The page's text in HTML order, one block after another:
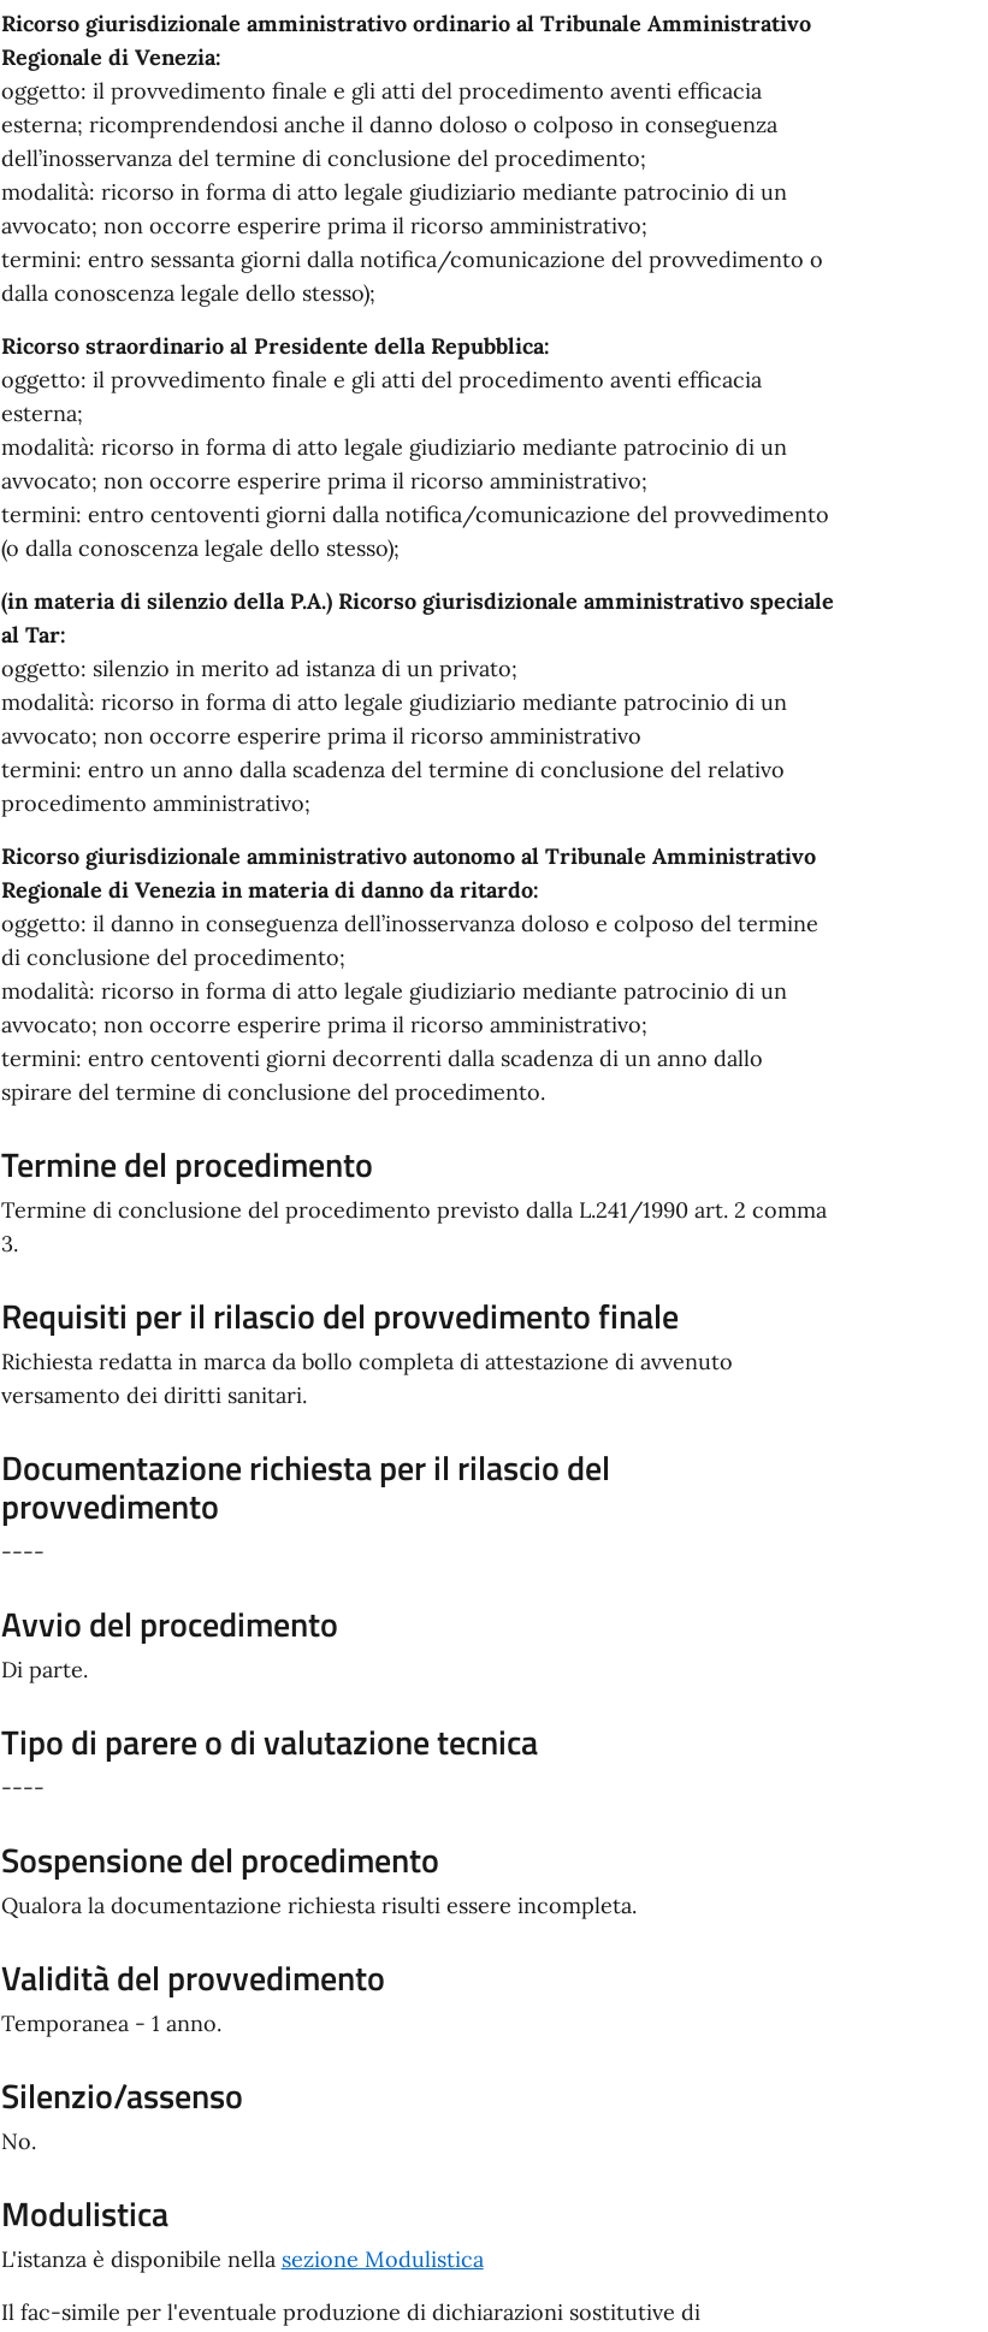
Ricorso giurisdizionale amministrativo ordinario al Tribunale Amministrativo
Regionale di Venezia:
oggetto: il provvedimento finale e gli atti del procedimento aventi efficacia
esterna; ricomprendendosi anche il danno doloso o colposo in conseguenza
dell’inosservanza del termine di conclusione del procedimento;
modalità: ricorso in forma di atto legale giudiziario mediante patrocinio di un
avvocato; non occorre esperire prima il ricorso amministrativo;
termini: entro sessanta giorni dalla notifica/comunicazione del provvedimento o
dalla conoscenza legale dello stesso);
Ricorso straordinario al Presidente della Repubblica:
oggetto: il provvedimento finale e gli atti del procedimento aventi efficacia
esterna;
modalità: ricorso in forma di atto legale giudiziario mediante patrocinio di un
avvocato; non occorre esperire prima il ricorso amministrativo;
termini: entro centoventi giorni dalla notifica/comunicazione del provvedimento
(o dalla conoscenza legale dello stesso);
(in materia di silenzio della P.A.) Ricorso giurisdizionale amministrativo speciale
al Tar:
oggetto: silenzio in merito ad istanza di un privato;
modalità: ricorso in forma di atto legale giudiziario mediante patrocinio di un
avvocato; non occorre esperire prima il ricorso amministrativo
termini: entro un anno dalla scadenza del termine di conclusione del relativo
procedimento amministrativo;
Ricorso giurisdizionale amministrativo autonomo al Tribunale Amministrativo
Regionale di Venezia in materia di danno da ritardo:
oggetto: il danno in conseguenza dell’inosservanza doloso e colposo del termine
di conclusione del procedimento;
modalità: ricorso in forma di atto legale giudiziario mediante patrocinio di un
avvocato; non occorre esperire prima il ricorso amministrativo;
termini: entro centoventi giorni decorrenti dalla scadenza di un anno dallo
spirare del termine di conclusione del procedimento.
Termine del procedimento
Termine di conclusione del procedimento previsto dalla L.241/1990 art. 2 comma
3.
Requisiti per il rilascio del provvedimento finale
Richiesta redatta in marca da bollo completa di attestazione di avvenuto
versamento dei diritti sanitari.
Documentazione richiesta per il rilascio del
provvedimento
----
Avvio del procedimento
Di parte.
Tipo di parere o di valutazione tecnica
----
Sospensione del procedimento
Qualora la documentazione richiesta risulti essere incompleta.
Validità del provvedimento
Temporanea - 1 anno.
Silenzio/assenso
No.
Modulistica
L'istanza è disponibile nella sezione Modulistica
Il fac-simile per l'eventuale produzione di dichiarazioni sostitutive di